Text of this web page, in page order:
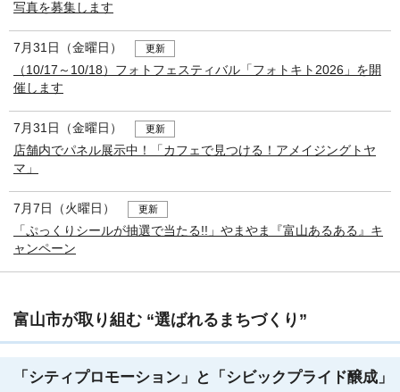
写真を募集します
7月31日（金曜日） 更新
（10/17～10/18）フォトフェスティバル「フォトキト2026」を開
催します
7月31日（金曜日） 更新
店舗内でパネル展示中！「カフェで見つける！アメイジングトヤ
マ」
7月7日（火曜日） 更新
「ぷっくりシールが抽選で当たる!!」やまやま『富山あるある』キ
ャンペーン
富山市が取り組む “選ばれるまちづくり”
「シティプロモーション」と「シビックプライド醸成」